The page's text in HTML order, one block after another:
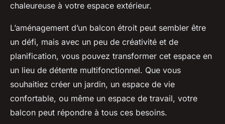
chaleureuse à votre espace extérieur.
L’aménagement d’un balcon étroit peut sembler être
un défi, mais avec un peu de créativité et de
planification, vous pouvez transformer cet espace en
un lieu de détente multifonctionnel. Que vous
souhaitiez créer un jardin, un espace de vie
confortable, ou même un espace de travail, votre
balcon peut répondre à tous ces besoins.